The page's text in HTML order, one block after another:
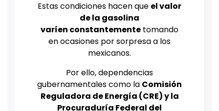
Estas condiciones hacen que el valor
de la gasolina
varíen constantemente tomando
en ocasiones por sorpresa a los
mexicanos.
Por ello, dependencias
gubernamentales como la Comisión
Reguladora de Energía (CRE) y la
Procuraduría Federal del